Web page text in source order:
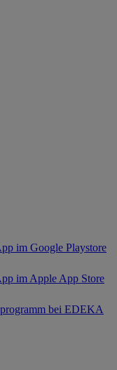
im Google Playstore
im Apple App Store
bei EDEKA